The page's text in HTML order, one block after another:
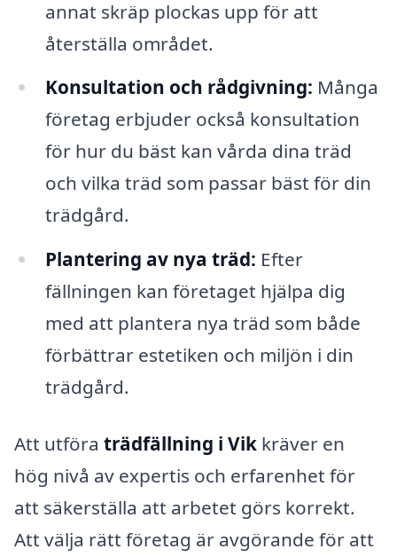
annat skräp plockas upp för att
återställa området.
Konsultation och rådgivning: Många
företag erbjuder också konsultation
för hur du bäst kan vårda dina träd
och vilka träd som passar bäst för din
trädgård.
Plantering av nya träd: Efter
fällningen kan företaget hjälpa dig
med att plantera nya träd som både
förbättrar estetiken och miljön i din
trädgård.
Att utföra trädfällning i Vik kräver en
hög nivå av expertis och erfarenhet för
att säkerställa att arbetet görs korrekt.
Att välja rätt företag är avgörande för att